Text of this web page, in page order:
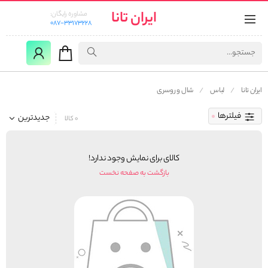
ایران تانا
مشاوره رایگان:
087-33173228
ایران تانا لباس شال و روسری
فیلترها جدیدترین 0 کالا
کالای برای نمایش وجود ندارد!
بازگشت به صفحه نخست